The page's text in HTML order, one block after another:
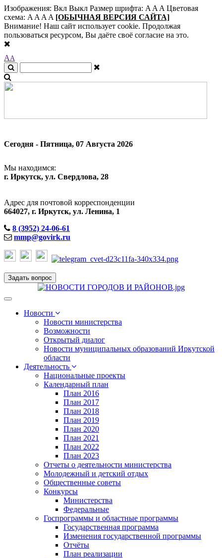
Изображения: Вкл Выкл Размер шрифта: A A A Цветовая
схема: A A A A [ОБЫЧНАЯ ВЕРСИЯ САЙТА]
Внимание! Наш сайт использует cookie. Продолжая
пользоваться ресурсом, Вы даёте своё согласие на это.
AA
Сегодня - Пятница, 07 Августа 2026
Мы находимся:
г. Иркутск, ул. Свердлова, 28
Адрес для почтовой корреспонденции
664027, г. Иркутск, ул. Ленина, 1
8 (3952) 24-06-61
mmp@govirk.ru
Задать вопрос
Toggle
navigationНовости
Новости министерства
Возможности
Открытый диалог
Новости муниципальных образований Иркутской
области
Деятельность
Национальные проекты
Календарный план
План 2016
План 2017
План 2018
План 2019
План 2020
План 2021
План 2022
План 2023
Отчеты о деятельности министерства
Молодежный и детский отдых
Общественные советы
Конкурсы
Министерства
Федеральные
Госпрограммы и областные программы
Государственная программа
Изменения государственной программы
Отчёты
План реализации